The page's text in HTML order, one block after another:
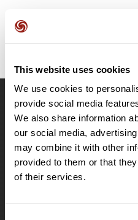
This website uses cookies
We use cookies to
provide social media
We also share information
our social media,
may combine it with other
provided to them or that
of their services.
OpenRunner
Equipe
Carrières
À propos
Contact